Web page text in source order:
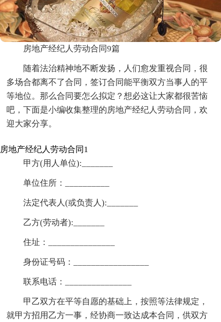
房地产经纪人劳动合同9篇
随着法治精神地不断发扬，人们愈发重视合同，很
多场合都离不了合同，签订合同能平衡双方当事人的平
等地位。那么合同要怎么拟定？想必这让大家都很苦恼
吧，下面是小编收集整理的房地产经纪人劳动合同，欢
迎大家分享。
房地产经纪人劳动合同1
甲方(用人单位):_______
单位住所：__________
法定代表人(或负责人):_______
乙方(劳动者):_______
住址：_______________
身份证号码：_________________
联系电话：_______________
甲乙双方在平等自愿的基础上，按照等法律规定，
就甲方招用乙方一事，经协商一致达成本合同，供双方